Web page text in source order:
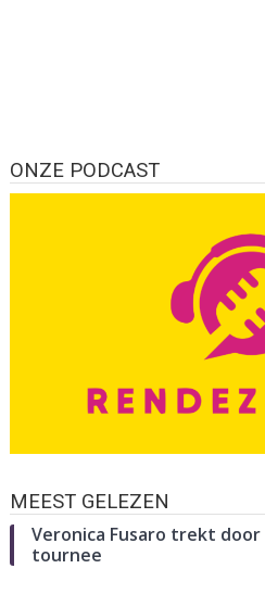
ONZE PODCAST
MEEST GELEZEN
Veronica Fusaro trekt
tournee